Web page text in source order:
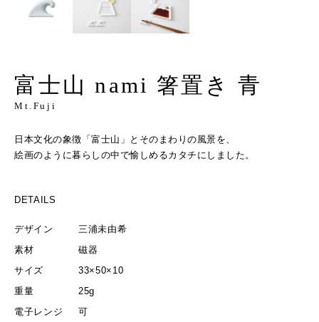
富士山 nami 箸置き 青
Mt.Fuji
日本文化の象徴「富士山」とそのまわりの風景を、
絵画のように暮らしの中で愉しめるカタチにしました。
DETAILS
デザイン
三浦未由希
素材
磁器
サイズ
33×50×10
重量
25g
電子レンジ
可